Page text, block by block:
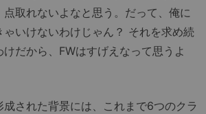
点取れないよなと思う。だって、俺に
ゃいけないわけじゃん？ それを求め続
だから、FWはすげえなって思うよ
された背景には、これまで6つのクラ